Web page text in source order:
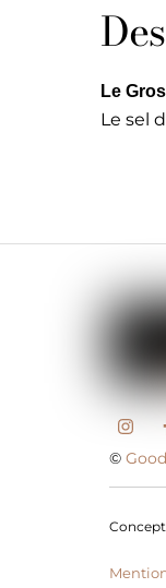
Le
Le sel
©